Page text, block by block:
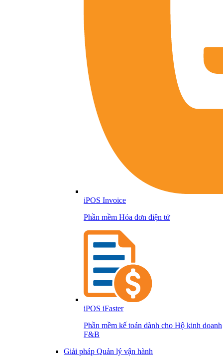
iPOS Invoice
Phần mềm Hóa đơn điện tử
iPOS iFaster
Phần mềm kế toán dành cho Hộ kinh doanh
F&B
Giải pháp Quản lý vận hành